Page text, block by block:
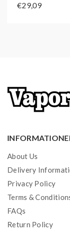
€29,09
About Us
Delivery
Privacy Policy
Terms &
FAQs
Return Policy